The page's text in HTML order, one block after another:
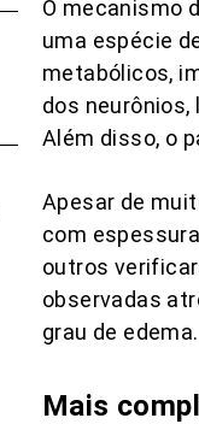
O mecanismo
uma espécie
metabólicos,
dos neurônios,
Além disso, o
Apesar de
com
outros
observadas
grau de edema.
Mais